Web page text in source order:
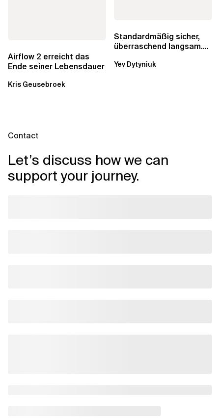
Airflow 2 erreicht das
Ende seiner Lebensdauer
Kris Geusebroek
Standardmäßig sicher,
überraschend langsam.
über die RDS...
Yev Dytyniuk
Contact
Let’s discuss how we can
support your journey.